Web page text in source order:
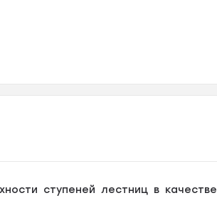
ступеней лестниц в качестве